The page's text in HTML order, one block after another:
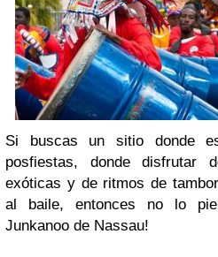
Si buscas un sitio donde
posfiestas, donde disfrutar
exóticas y de ritmos de
al baile, entonces no lo
Junkanoo de Nassau!